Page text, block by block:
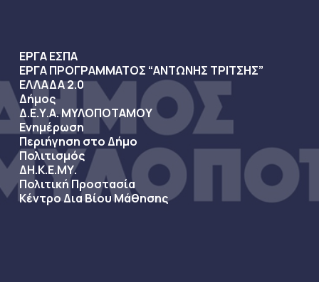
ΕΡΓΑ ΕΣΠΑ
ΕΡΓΑ ΠΡΟΓΡΑΜΜΑΤΟΣ “ΑΝΤΩΝΗΣ ΤΡΙΤΣΗΣ”
ΕΛΛΑΔΑ 2.0
Δήμος
Δ.Ε.Υ.Α. ΜΥΛΟΠΟΤΑΜΟΥ
Ενημέρωση
Περιήγηση στο Δήμο
Πολιτισμός
ΔΗ.Κ.Ε.ΜΥ.
Πολιτική Προστασία
Κέντρο Δια Βίου Μάθησης